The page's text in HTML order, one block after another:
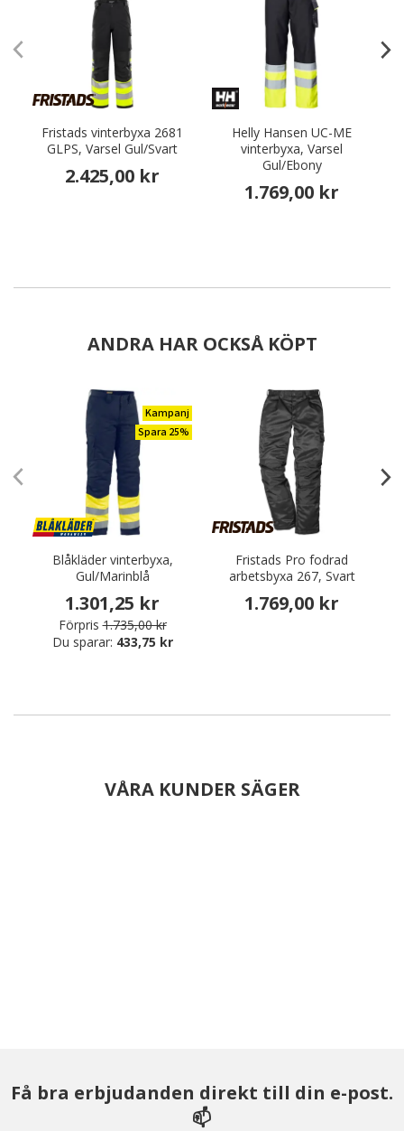
Fristads vinterbyxa 2681
GLPS, Varsel Gul/Svart
2.425,00 kr
Helly Hansen UC-ME
vinterbyxa, Varsel
Gul/Ebony
1.769,00 kr
ANDRA HAR OCKSÅ KÖPT
Kampanj
Spara 25%
Blåkläder vinterbyxa,
Gul/Marinblå
1.301,25 kr
Förpris 1.735,00 kr
Du sparar: 433,75 kr
Fristads Pro fodrad
arbetsbyxa 267, Svart
1.769,00 kr
VÅRA KUNDER SÄGER
Få bra erbjudanden direkt till din e-post.
📫